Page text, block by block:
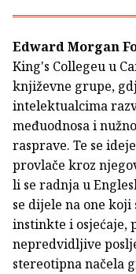
Edward Morgan
King's Collegeu u
književne grupe,
intelektualcima
međuodnosa i
rasprave. Te se
provlače kroz
li se radnja u
se dijele na one
instinkte i osjećaje,
nepredvidljive
stereotipna načela